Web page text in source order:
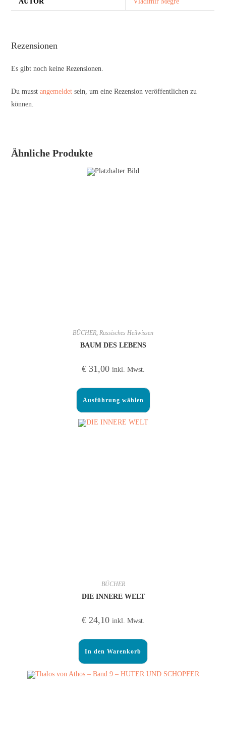
Rezensionen
Es gibt noch keine Rezensionen.
Du musstangemeldet sein, um eine Rezension veröffentlichen zu
können.
Ähnliche Produkte
BÜCHER, Russisches Heilwissen
BAUM DES LEBENS
€31,00 inkl. Mwst.
Ausführung wählen
BÜCHER
DIE INNERE WELT
€24,10 inkl. Mwst.
In den Warenkorb